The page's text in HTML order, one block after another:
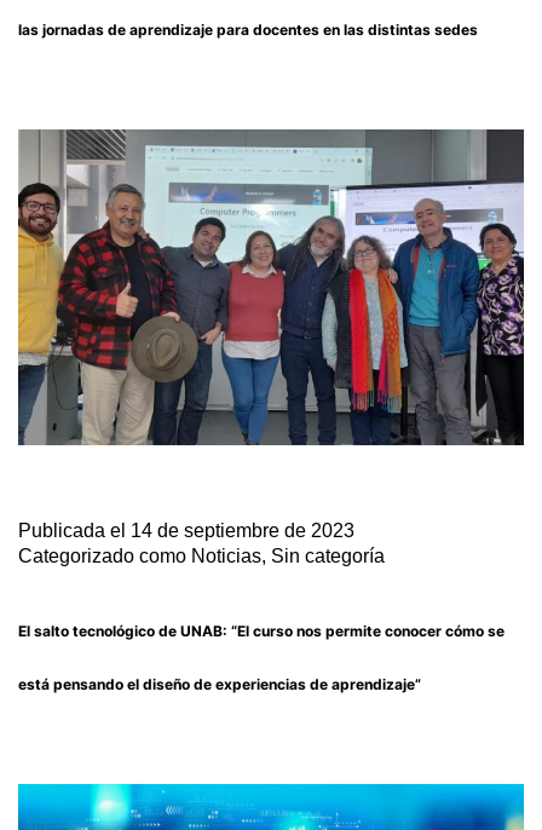
las jornadas de aprendizaje para docentes en las distintas sedes
Publicada el 14 de septiembre de 2023
Categorizado como Noticias, Sin categoría
El salto tecnológico de UNAB: “El curso nos permite conocer cómo se
está pensando el diseño de experiencias de aprendizaje”